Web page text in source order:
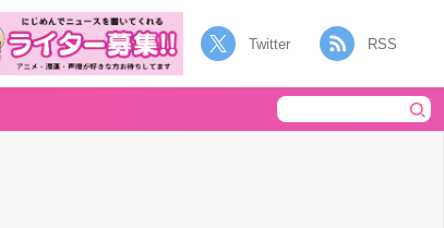
Twitter RSS